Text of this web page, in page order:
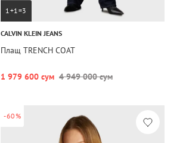
1+1=3
CALVIN KLEIN JEANS
Плащ TRENCH COAT
1 979 600 сум 4 949 000 сум
-60%